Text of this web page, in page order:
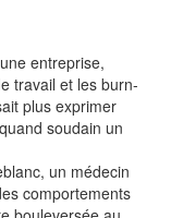
entreprise,
travail et les burn-
plus exprimer
soudain un
un médecin
comportements